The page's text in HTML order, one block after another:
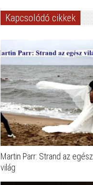
Kapcsolódó cikkek
Martin Parr: Strand az egész
világ